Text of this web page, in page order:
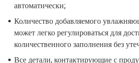
автоматически;
Количество добавляемого
может легко регулироваться для
количественного заполнения без
Все детали, контактирующие с